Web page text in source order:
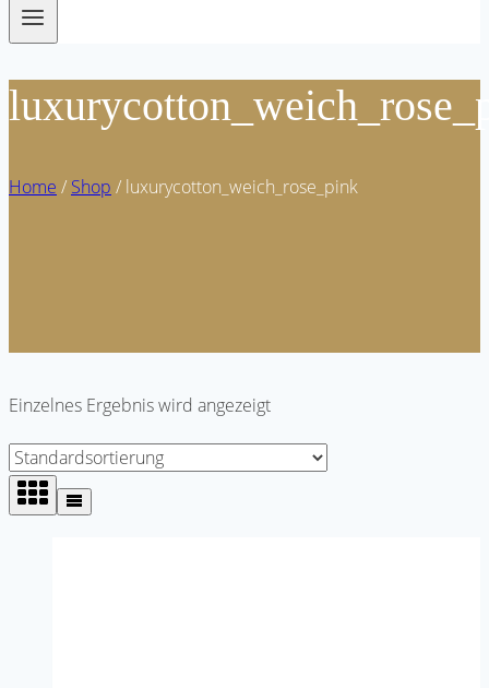
Home / Shop / luxurycotton_weich_rose_pink
Einzelnes Ergebnis wird angezeigt